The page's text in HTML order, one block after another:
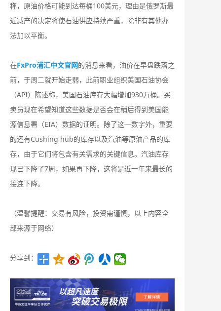
称，原油价格可能到达每桶100美元，理由是俄罗斯最
近减产的决定将使石油供应持续严重，除非有其他办
法加以平衡。
在FxPro浦汇中文官网的消息来看，油价在早盘跌落之
前，于周二就开始走弱，此前职业组织美国石油协会
（API）陈述称，美国石油库存大幅增加930万桶。买
卖员现在希望知道这些数据是否会在稍后得到美国能
源信息署（EIA）数据的证明。除了这一数字外，重要
的还有Cushing hub的库存以及汽油等原油产品的库
存，由于它们将包含有关需求的关键信息。汽油库存
现已下降了7周，如果再下降，这将是近一年来最长的
接连下降。
（温馨提醒：交易有风险，投资需谨慎，以上内容全
部来源于网络）
分享到：